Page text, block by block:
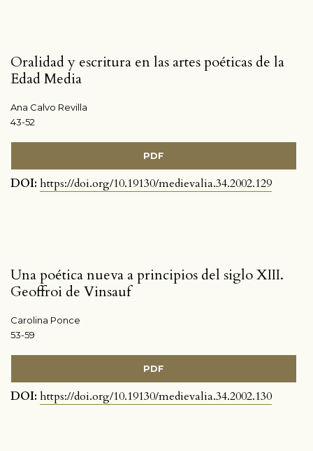
Oralidad y escritura en las artes poéticas de la
Edad Media
Ana Calvo Revilla
43-52
PDF
DOI: https://doi.org/10.19130/medievalia.34.2002.129
Una poética nueva a principios del siglo XIII.
Geoffroi de Vinsauf
Carolina Ponce
53-59
PDF
DOI: https://doi.org/10.19130/medievalia.34.2002.130